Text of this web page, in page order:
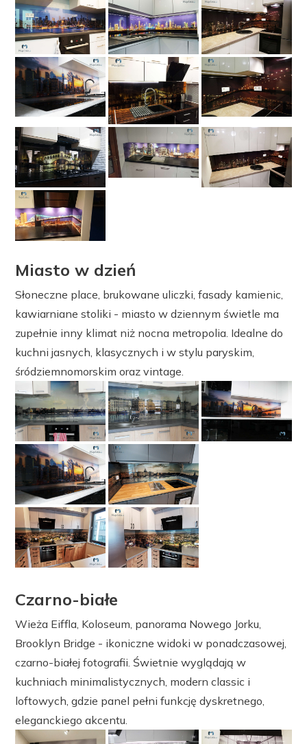
Miasto w dzień
Słoneczne place, brukowane uliczki, fasady kamienic,
kawiarniane stoliki - miasto w dziennym świetle ma
zupełnie inny klimat niż nocna metropolia. Idealne do
kuchni jasnych, klasycznych i w stylu paryskim,
śródziemnomorskim oraz vintage.
Czarno-białe
Wieża Eiffla, Koloseum, panorama Nowego Jorku,
Brooklyn Bridge - ikoniczne widoki w ponadczasowej,
czarno-białej fotografii. Świetnie wyglądają w
kuchniach minimalistycznych, modern classic i
loftowych, gdzie panel pełni funkcję dyskretnego,
eleganckiego akcentu.